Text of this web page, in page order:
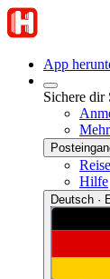
App
Sichere dir
Hilfe
Deutsch ·